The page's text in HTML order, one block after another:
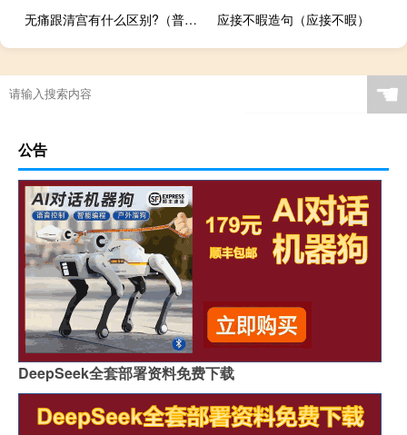
无痛跟清宫有什么区别?（普通清宫和无痛清宫的区别）
应接不暇造句（应接不暇）
☚
公告
DeepSeek全套部署资料免费下载